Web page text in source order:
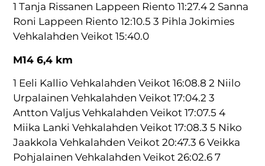
1 Tanja Rissanen Lappeen Riento 11:27.4 2 Sanna
Roni Lappeen Riento 12:10.5 3 Pihla Jokimies
Vehkalahden Veikot 15:40.0
M14 6,4 km
1 Eeli Kallio Vehkalahden Veikot 16:08.8 2 Niilo
Urpalainen Vehkalahden Veikot 17:04.2 3
Antton Valjus Vehkalahden Veikot 17:07.5 4
Miika Lanki Vehkalahden Veikot 17:08.3 5 Niko
Jaakkola Vehkalahden Veikot 20:47.3 6 Veikka
Pohjalainen Vehkalahden Veikot 26:02.6 7